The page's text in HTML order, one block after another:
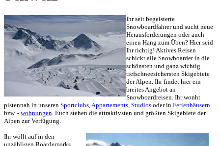
Ihr seit begeisterte
Snowboardfahrer und sucht neue
Herausforderungen oder auch
einen Hang zum Üben? Hier seid
Ihr richtig! Aktives Reisen
schickt alle Snowboarder in die
schönsten und ganz wichtig
tiefschneesichersten Skigebiete
der Alpen. Ihr findet hier ein
breites Angebot an
Snowboardreisen. Ihr wonht
pistennah in unseren Sportclubs Appartements, Studios oder in Ferienhäusern
bzw. - wohnungen . Euch stehen die attraktivsten und größten Skigebiete der
Alpen zur Verfügung.
Ihr wollt auf in den
unzähligen Boarderparks,